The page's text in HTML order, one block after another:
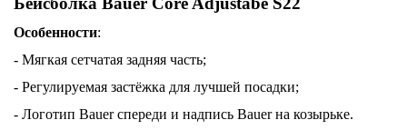
Особенности:
- Мягкая сетчатая задняя часть;
- Регулируемая застёжка для лучшей посадки;
- Логотип Bauer спереди и надпись Bauer на козырьке.